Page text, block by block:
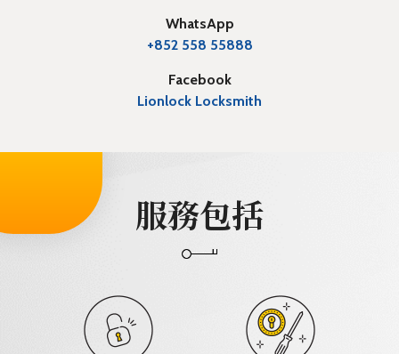
WhatsApp
+852 558 55888
Facebook
Lionlock Locksmith
服務包括